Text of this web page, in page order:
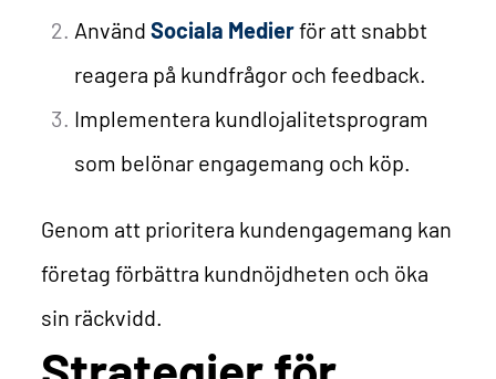
AnvändSociala Medierför att snabbt
reagera på kundfrågor och feedback.
Implementera kundlojalitetsprogram
som belönar engagemang och köp.
Genom att prioritera kundengagemang kan
företag förbättra kundnöjdheten och öka
sin räckvidd.